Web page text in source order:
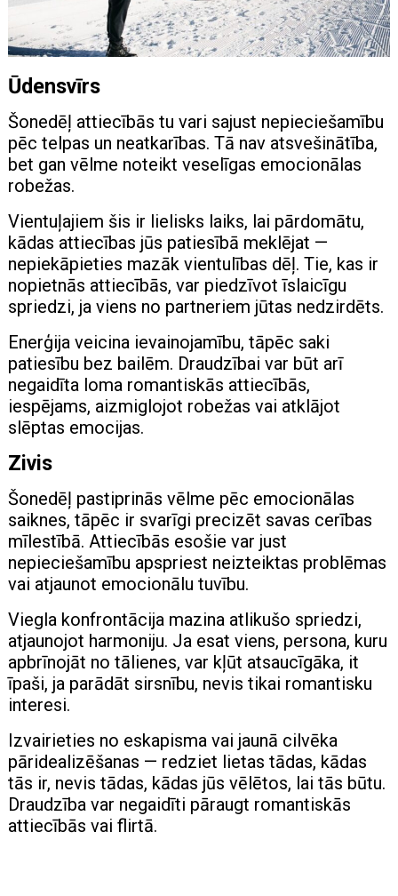
Ūdensvīrs
Šonedēļ attiecībās tu vari sajust nepieciešamību
pēc telpas un neatkarības. Tā nav atsvešinātība,
bet gan vēlme noteikt veselīgas emocionālas
robežas.
Vientuļajiem šis ir lielisks laiks, lai pārdomātu,
kādas attiecības jūs patiesībā meklējat —
nepiekāpieties mazāk vientulības dēļ. Tie, kas ir
nopietnās attiecībās, var piedzīvot īslaicīgu
spriedzi, ja viens no partneriem jūtas nedzirdēts.
Enerģija veicina ievainojamību, tāpēc saki
patiesību bez bailēm. Draudzībai var būt arī
negaidīta loma romantiskās attiecībās,
iespējams, aizmiglojot robežas vai atklājot
slēptas emocijas.
Zivis
Šonedēļ pastiprinās vēlme pēc emocionālas
saiknes, tāpēc ir svarīgi precizēt savas cerības
mīlestībā. Attiecībās esošie var just
nepieciešamību apspriest neizteiktas problēmas
vai atjaunot emocionālu tuvību.
Viegla konfrontācija mazina atlikušo spriedzi,
atjaunojot harmoniju. Ja esat viens, persona, kuru
apbrīnojāt no tālienes, var kļūt atsaucīgāka, it
īpaši, ja parādāt sirsnību, nevis tikai romantisku
interesi.
Izvairieties no eskapisma vai jaunā cilvēka
pāridealizēšanas — redziet lietas tādas, kādas
tās ir, nevis tādas, kādas jūs vēlētos, lai tās būtu.
Draudzība var negaidīti pāraugt romantiskās
attiecībās vai flirtā.